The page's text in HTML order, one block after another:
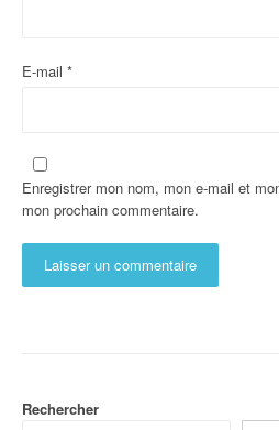
E-mail *
Enregistrer mon nom, mon e-mail et
mon prochain commentaire.
Rechercher